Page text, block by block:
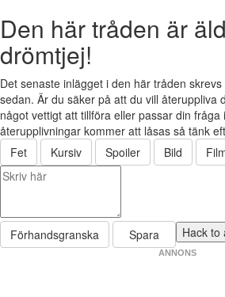
Den här tråden är
drömtjej!
Det senaste inlägget i den här tråden
sedan. Är du säker på att du vill återuppliva
något vettigt att tillföra eller passar din
återupplivningar kommer att låsas så tänk
Fet
Kursiv Spoiler Bild
Förhandsgranska Spara
ANNONS